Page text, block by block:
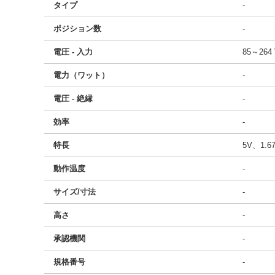
タイプ -
ポジション数 -
電圧 - 入力 85～264
電力（ワット） -
電圧 - 絶縁 -
効率 -
特長 5V、
動作温度 -
サイズ/寸法 -
高さ -
承認機関 -
規格番号 -